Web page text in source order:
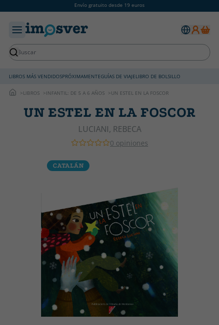
Envío gratuito desde 19 euros
LIBROS MÁS VENDIDOSPRÓXIMAMENTEGUÍAS DE VIAJELIBRO DE BOLSILLO
LIBROS INFANTIL: DE 5 A 6 AÑOS UN ESTEL EN LA FOSCOR
UN ESTEL EN LA FOSCOR
LUCIANI, REBECA
0 opiniones
CATALÁN